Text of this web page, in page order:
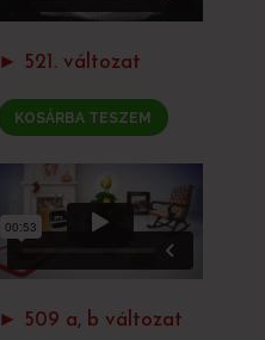
► 521. változat
KOSÁRBA TESZEM
► 509 a, b változat